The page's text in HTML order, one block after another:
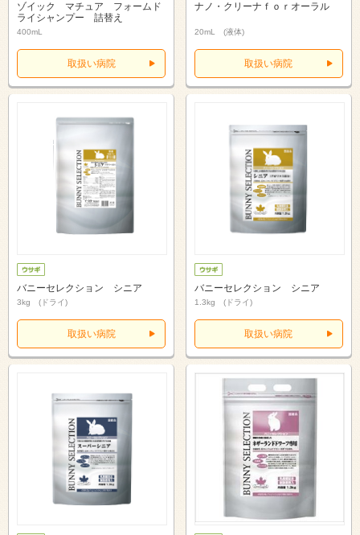
ゾイック マチュア フォームド
ライシャンプー 詰替え
400mL
取扱い病院
ナノ・クリーナｆｏｒオーラル
20mL (液体)
取扱い病院
バニーセレクション シニア
3kg (ドライ)
取扱い病院
バニーセレクション シニア
1.3kg (ドライ)
取扱い病院